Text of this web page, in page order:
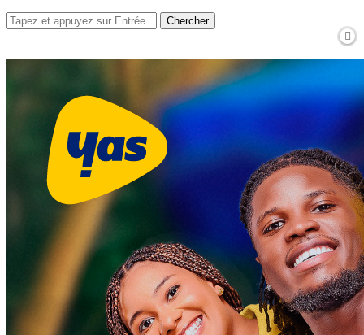
Chercher